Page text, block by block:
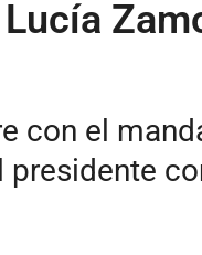
con el